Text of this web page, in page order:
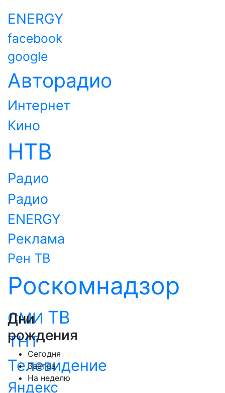
ENERGY
facebook
google
Авторадио
Интернет
Кино
НТВ
Радио
Радио
ENERGY
Реклама
Рен ТВ
Роскомнадзор
СМИ ТВ
ТНТ
Телевидение
Яндекс
Дни
рождения
Сегодня
Завтра
На неделю